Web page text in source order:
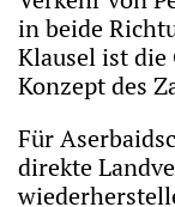
in beide
Klausel ist die
Konzept des
Für
direkte